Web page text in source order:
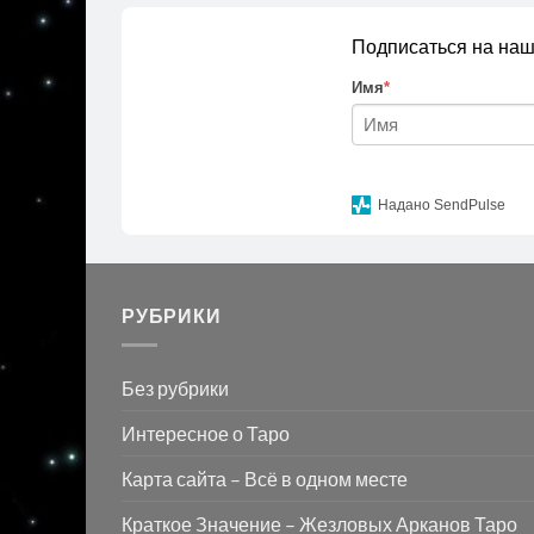
Подписаться на
Имя*
Надано SendPulse
РУБРИКИ
Без рубрики
Интересное о Таро
Карта сайта – Всё в одном месте
Краткое Значение – Жезловых Арканов Таро